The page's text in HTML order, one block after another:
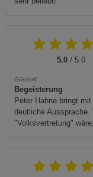
5.0 / 5.0
GünterK
Begeisterung
Peter Hahne bringt
deutliche
"Volksvertretung"